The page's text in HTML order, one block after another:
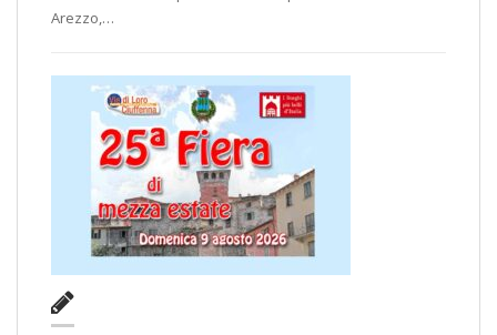
Arezzo,…